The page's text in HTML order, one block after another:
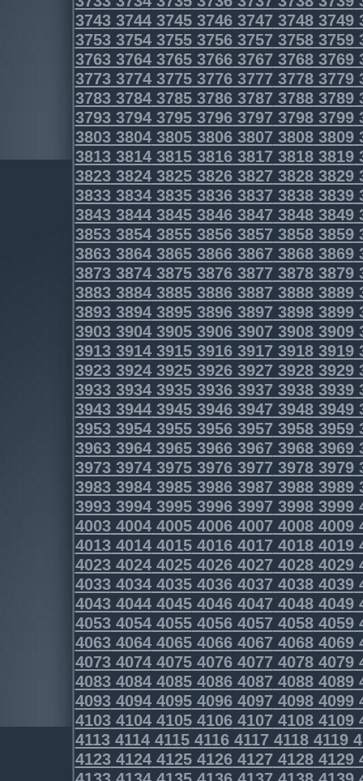
3743374437453746374737483749
3753375437553756375737583759
3763376437653766376737683769
3773377437753776377737783779
3783378437853786378737883789
3793379437953796379737983799
3803380438053806380738083809
3813381438153816381738183819
3823382438253826382738283829
3833383438353836383738383839
3843384438453846384738483849
3853385438553856385738583859
3863386438653866386738683869
3873387438753876387738783879
3883388438853886388738883889
3893389438953896389738983899
3903390439053906390739083909
3913391439153916391739183919
3923392439253926392739283929
3933393439353936393739383939
3943394439453946394739483949
3953395439553956395739583959
3963396439653966396739683969
3973397439753976397739783979
3983398439853986398739883989
3993399439953996399739983999
4003400440054006400740084009
4013401440154016401740184019
4023402440254026402740284029
4033403440354036403740384039
4043404440454046404740484049
4053405440554056405740584059
4063406440654066406740684069
4073407440754076407740784079
4083408440854086408740884089
4093409440954096409740984099
4103410441054106410741084109
4113411441154116411741184119
4123412441254126412741284129